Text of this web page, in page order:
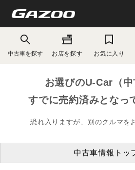
中古車を探す お店を探す お気に入り
お選びのU-Car（
すでに売約済みとなっ
恐れ入りますが、別のクルマを
中古車情報トッ